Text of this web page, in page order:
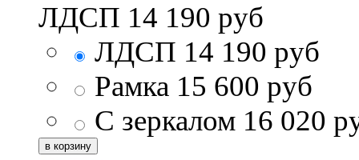
ЛДСП 14 190 руб
ЛДСП 14 190 руб
Рамка 15 600 руб
С зеркалом 16 020